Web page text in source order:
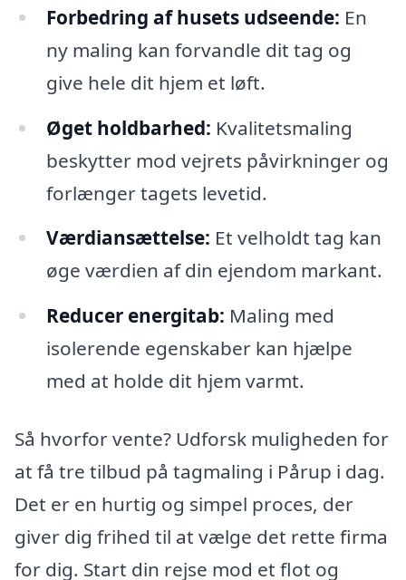
Forbedring af husets udseende: En
ny maling kan forvandle dit tag og
give hele dit hjem et løft.
Øget holdbarhed: Kvalitetsmaling
beskytter mod vejrets påvirkninger og
forlænger tagets levetid.
Værdiansættelse: Et velholdt tag kan
øge værdien af din ejendom markant.
Reducer energitab: Maling med
isolerende egenskaber kan hjælpe
med at holde dit hjem varmt.
Så hvorfor vente? Udforsk muligheden for
at få tre tilbud på tagmaling i Pårup i dag.
Det er en hurtig og simpel proces, der
giver dig frihed til at vælge det rette firma
for dig. Start din rejse mod et flot og